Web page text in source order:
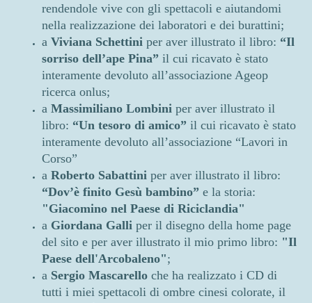
rendendole vive con gli spettacoli e aiutandomi
nella realizzazione dei laboratori e dei burattini;
a Viviana Schettini per aver illustrato il libro: “Il
sorriso dell’ape Pina” il cui ricavato è stato
interamente devoluto all’associazione Ageop
ricerca onlus;
a Massimiliano Lombini per aver illustrato il
libro: “Un tesoro di amico” il cui ricavato è stato
interamente devoluto all’associazione “Lavori in
Corso”
a Roberto Sabattini per aver illustrato il libro:
“Dov’è finito Gesù bambino” e la storia:
"Giacomino nel Paese di Riciclandia"
a Giordana Galli per il disegno della home page
del sito e per aver illustrato il mio primo libro: "Il
Paese dell'Arcobaleno";
a Sergio Mascarello che ha realizzato i CD di
tutti i miei spettacoli di ombre cinesi colorate, il